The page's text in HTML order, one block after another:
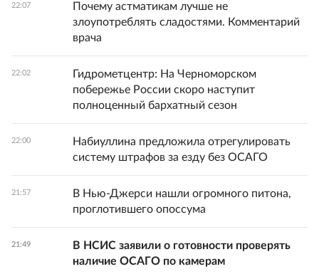
22:07
Почему астматикам лучше не
злоупотреблять сладостями. Комментарий
врача
22:02
Гидрометцентр: На Черноморском
побережье России скоро наступит
полноценный бархатный сезон
22:00
Набиуллина предложила отрегулировать
систему штрафов за езду без ОСАГО
21:57
В Нью-Джерси нашли огромного питона,
проглотившего опоссума
21:49
В НСИС заявили о готовности проверять
наличие ОСАГО по камерам